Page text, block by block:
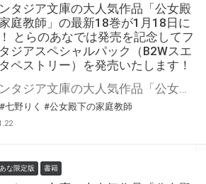
タジア文庫の大人気作品「公女殿
庭教師」の最新18巻が1月18日に
とらのあなでは発売を記念してフ
ジアスペシャルパック（B2Wスエ
ペストリー）を発売いたします！
#七野りく #公女殿下の家庭教師
な限定版 書籍